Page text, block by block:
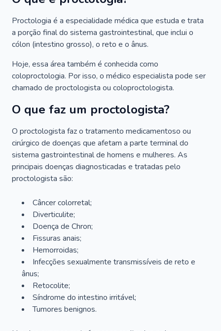
Proctologia é a especialidade médica que estuda e trata
a porção final do sistema gastrointestinal, que inclui o
cólon (intestino grosso), o reto e o ânus.
Hoje, essa área também é conhecida como
coloproctologia. Por isso, o médico especialista pode ser
chamado de proctologista ou coloproctologista.
O que faz um proctologista?
O proctologista faz o tratamento medicamentoso ou
cirúrgico de doenças que afetam a parte terminal do
sistema gastrointestinal de homens e mulheres. As
principais doenças diagnosticadas e tratadas pelo
proctologista são:
Câncer colorretal;
Diverticulite;
Doença de Chron;
Fissuras anais;
Hemorroidas;
Infecções sexualmente transmissíveis de reto e
ânus;
Retocolite;
Síndrome do intestino irritável;
Tumores benignos.